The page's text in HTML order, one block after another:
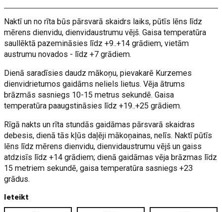
Naktī un no rīta būs pārsvarā skaidrs laiks, pūtīs lēns līdz
mērens dienvidu, dienvidaustrumu vējš. Gaisa temperatūra
saullēktā pazemināsies līdz +9..+14 grādiem, vietām
austrumu novados - līdz +7 grādiem.
Dienā saradīsies daudz mākoņu, pievakarē Kurzemes
dienvidrietumos gaidāms neliels lietus. Vēja ātrums
brāzmās sasniegs 10-15 metrus sekundē. Gaisa
temperatūra paaugstināsies līdz +19..+25 grādiem.
Rīgā nakts un rīta stundās gaidāmas pārsvarā skaidras
debesis, dienā tās kļūs daļēji mākoņainas, nelīs. Naktī pūtīs
lēns līdz mērens dienvidu, dienvidaustrumu vējš un gaiss
atdzisīs līdz +14 grādiem; dienā gaidāmas vēja brāzmas līdz
15 metriem sekundē, gaisa temperatūra sasniegs +23
grādus.
Ieteikt